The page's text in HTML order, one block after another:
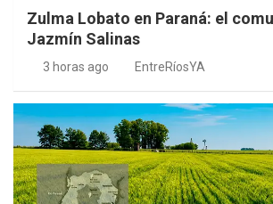
Zulma Lobato en Paraná: el
Jazmín Salinas
3 horas ago EntreRíosYA